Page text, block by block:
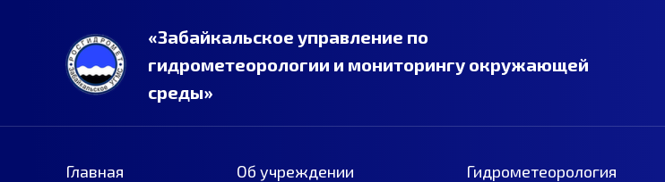
«Забайкальское управление по
гидрометеорологии и мониторингу окружающей
среды»
Главная Об учреждении Гидрометеорология